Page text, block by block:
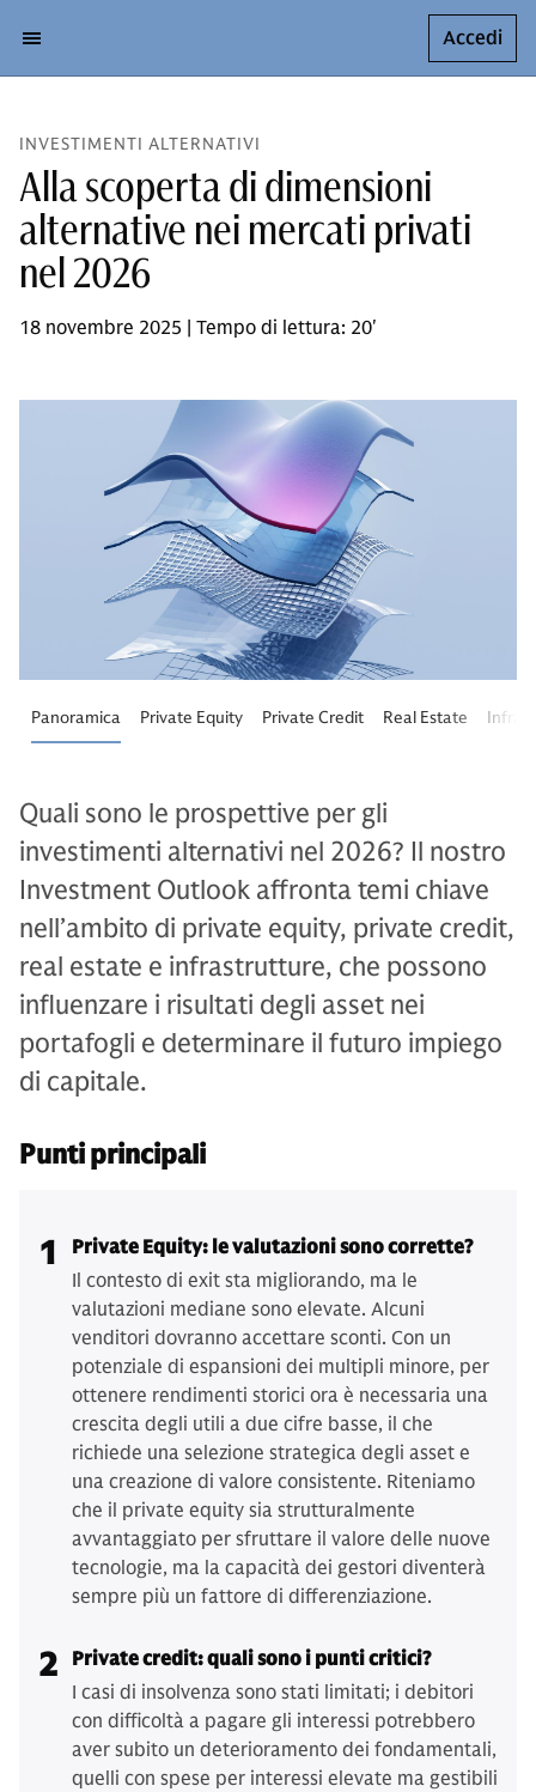
Accedi
INVESTIMENTI ALTERNATIVI
Alla scoperta di dimensioni
alternative nei mercati privati
nel 2026
18 novembre 2025 | Tempo di lettura: 20'
Panoramica Private Equity Private Credit Real Estate
Quali sono le prospettive per gli
investimenti alternativi nel 2026? Il nostro
Investment Outlook affronta temi chiave
nell’ambito di private equity, private credit,
real estate e infrastrutture, che possono
influenzare i risultati degli asset nei
portafogli e determinare il futuro impiego
di capitale.
Punti principali
1
Private Equity: le valutazioni sono corrette?
Il contesto di exit sta migliorando, ma le
valutazioni mediane sono elevate. Alcuni
venditori dovranno accettare sconti. Con un
potenziale di espansioni dei multipli minore, per
ottenere rendimenti storici ora è necessaria una
crescita degli utili a due cifre basse, il che
richiede una selezione strategica degli asset e
una creazione di valore consistente. Riteniamo
che il private equity sia strutturalmente
avvantaggiato per sfruttare il valore delle nuove
tecnologie, ma la capacità dei gestori diventerà
sempre più un fattore di differenziazione.
2
Private credit: quali sono i punti critici?
I casi di insolvenza sono stati limitati; i debitori
con difficoltà a pagare gli interessi potrebbero
aver subito un deterioramento dei fondamentali,
quelli con spese per interessi elevate ma gestibili